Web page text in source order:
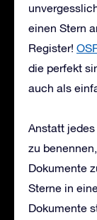
einen Stern
Register!
die perfekt
auch als
Anstatt
zu
Dokumente
Sterne in
Dokumente